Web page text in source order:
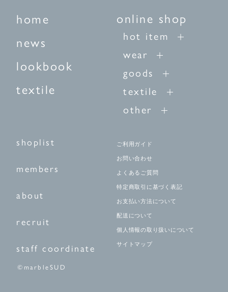
home
news
lookbook
textile
online shop
hot item
wear
goods
textile
other
shoplist
members
about
recruit
staff coordinate
ご利用ガイド
お問い合わせ
よくあるご質問
特定商取引に基づく表記
お支払い方法について
配送について
個人情報の取り扱いについて
サイトマップ
©marbleSUD